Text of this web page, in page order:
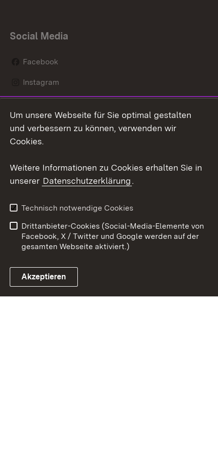
Social Media
Facebook
Instagram
Mastodon
Youtube
Link zum Landesportal
Kontakt
Datenschutz
Barrierefreiheit
Impressum Cookies
Um unsere Webseite für Sie optimal gestalten
und verbessern zu können, verwenden wir
Cookies.
Weitere Informationen zu Cookies erhalten Sie in
unserer Datenschutzerklärung.
Technisch notwendige Cookies
Drittanbieter-Cookies (Social-Media-Elemente von
Facebook, X / Twitter und Google werden auf der
gesamten Webseite aktiviert.)
Akzeptieren